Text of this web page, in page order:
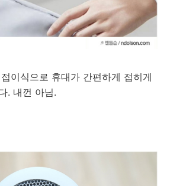
이식으로 휴대가 간편하게 접히게
. 내껀 아님.